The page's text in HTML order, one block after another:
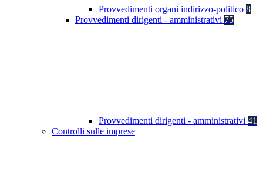
Provvedimenti organi indirizzo-politico 8
Provvedimenti dirigenti - amministrativi 75
Provvedimenti dirigenti - amministrativi 41
Controlli sulle imprese